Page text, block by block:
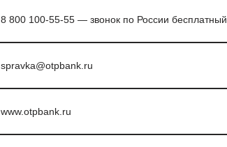
8 800 100-55-55 — звонок по России бесплатный
spravka@otpbank.ru
www.otpbank.ru